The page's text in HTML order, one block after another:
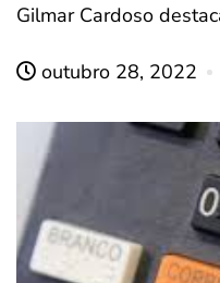
Gilmar Cardoso
outubro 28, 2022